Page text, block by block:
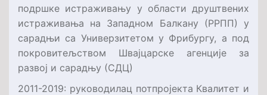
подршке истраживању у области друштвених
истраживања на Западном Балкану (РРПП) у
сарадњи са Универзитетом у Фрибургу, а под
покровитељством Швајцарске агенције за
развој и сарадњу (СДЦ)
2011-2019: руководилац потпројекта Квалитет и